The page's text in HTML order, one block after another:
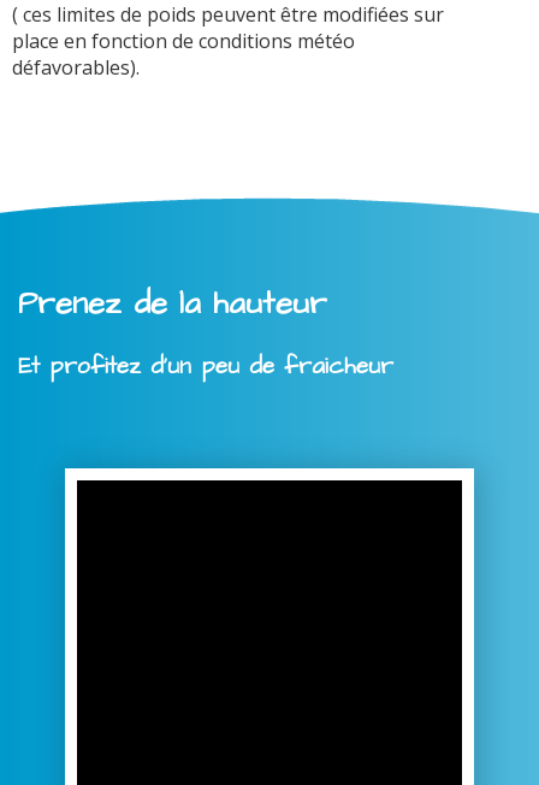
( ces limites de poids peuvent être modifiées sur
place en fonction de conditions météo
défavorables).
Prenez de la hauteur
Et profitez d'un peu de fraicheur